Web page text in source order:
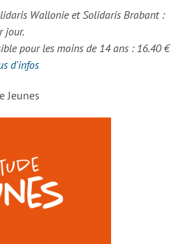
Wallonie et Solidaris Brabant :
jour.
pour les moins de 14 ans : 16.40 €
d'infos
Jeunes